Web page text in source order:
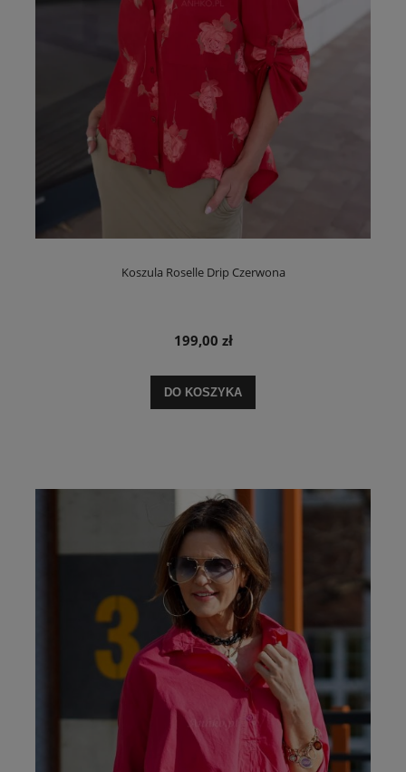
Koszula Roselle Drip Czerwona
199,00 zł
DO KOSZYKA